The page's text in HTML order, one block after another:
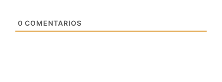
0 COMENTARIOS